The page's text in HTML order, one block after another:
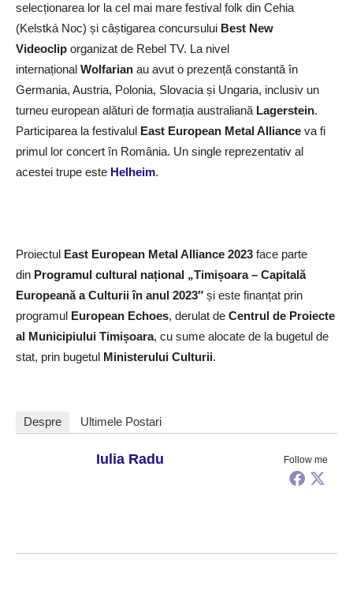
selecționarea lor la cel mai mare festival folk din Cehia
(Kelstká Noc) și câștigarea concursului Best New
Videoclip organizat de Rebel TV. La nivel
internațional Wolfarian au avut o prezență constantă în
Germania, Austria, Polonia, Slovacia și Ungaria, inclusiv un
turneu european alături de formația australiană Lagerstein.
Participarea la festivalul East European Metal Alliance va fi
primul lor concert în România. Un single reprezentativ al
acestei trupe este Helheim.
Proiectul East European Metal Alliance 2023 face parte
din Programul cultural național „Timișoara – Capitală
Europeană a Culturii în anul 2023″ și este finanțat prin
programul European Echoes, derulat de Centrul de Proiecte
al Municipiului Timișoara, cu sume alocate de la bugetul de
stat, prin bugetul Ministerului Culturii.
Despre Ultimele Postari
Follow me
Iulia Radu